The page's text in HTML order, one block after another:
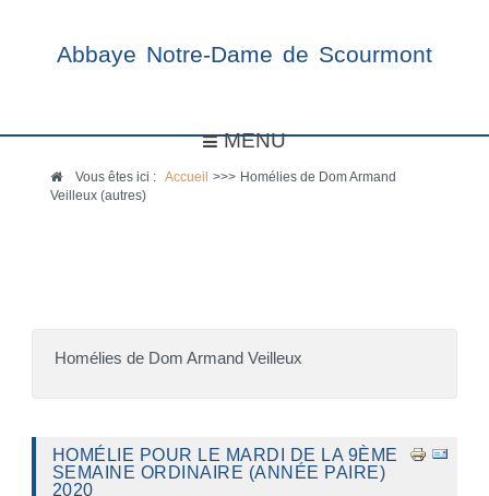
Abbaye Notre-Dame de Scourmont
MENU
Vous êtes ici :Accueil >>> Homélies de Dom Armand
Veilleux (autres)
Homélies de Dom Armand Veilleux
HOMÉLIE POUR LE MARDI DE LA 9ÈME
SEMAINE ORDINAIRE (ANNÉE PAIRE)
2020